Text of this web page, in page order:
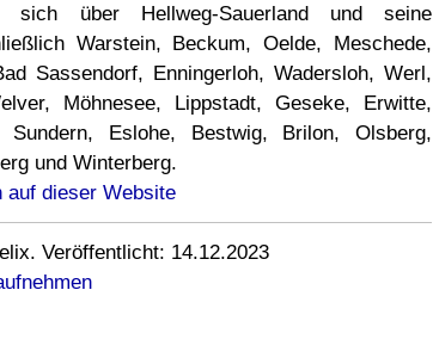
sich über Hellweg-Sauerland und seine
Warstein, Beckum, Oelde, Meschede,
Sassendorf, Enningerloh, Wadersloh, Werl,
Möhnesee, Lippstadt, Geseke, Erwitte,
Sundern, Eslohe, Bestwig, Brilon, Olsberg,
und Winterberg.
auf dieser Website
Veröffentlicht: 14.12.2023